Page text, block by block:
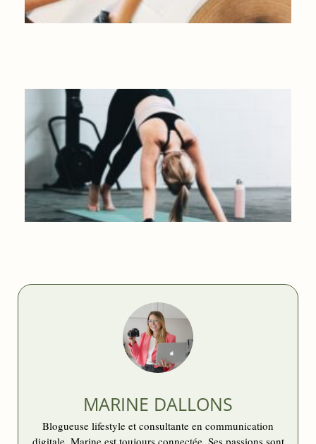
MARINE DALLONS
Blogueuse lifestyle et consultante en communication
digitale, Marine est toujours connectée. Ses passions sont